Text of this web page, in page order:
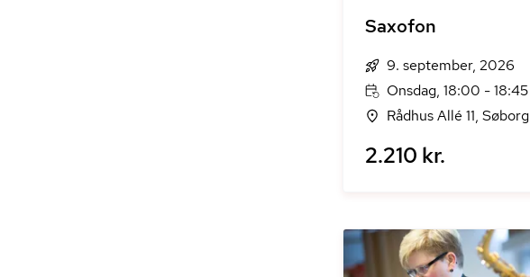
Saxofon
9. september, 2026
Onsdag, 18:00 - 18:45
Rådhus Allé 11, Søborg
2.210 kr.